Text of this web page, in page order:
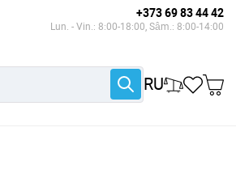
+373 69 83 44 42
Lun. - Vin.: 8:00-18:00, Sâm.: 8:00-14:00
RU